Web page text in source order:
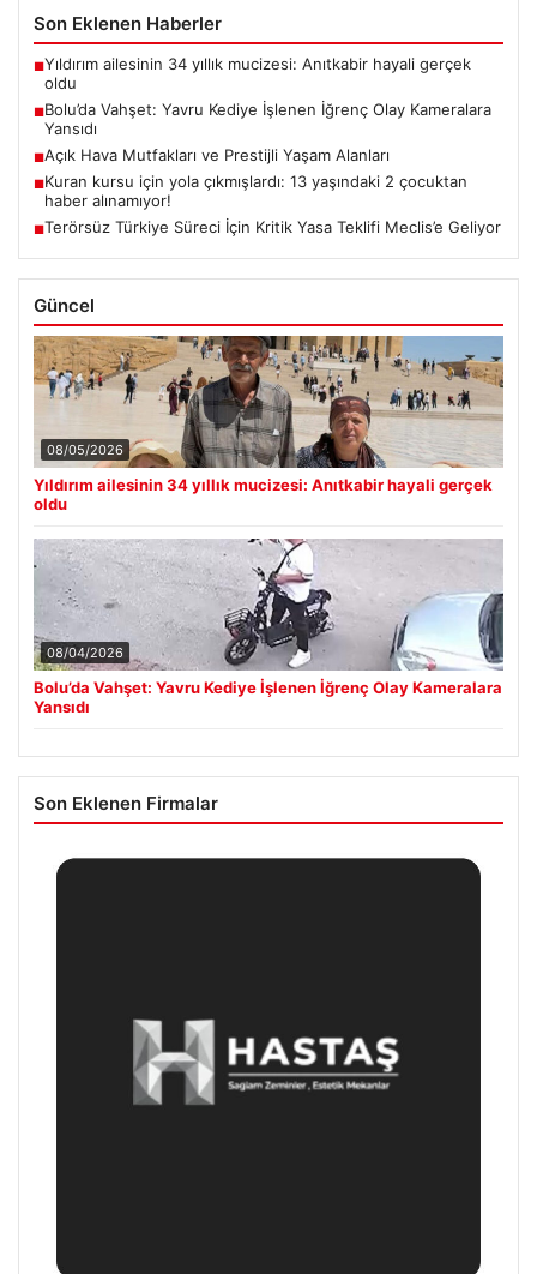
Son Eklenen Haberler
■Yıldırım ailesinin 34 yıllık mucizesi: Anıtkabir hayali gerçek
oldu
■Bolu’da Vahşet: Yavru Kediye İşlenen İğrenç Olay Kameralara
Yansıdı
■Açık Hava Mutfakları ve Prestijli Yaşam Alanları
■Kuran kursu için yola çıkmışlardı: 13 yaşındaki 2 çocuktan
haber alınamıyor!
■Terörsüz Türkiye Süreci İçin Kritik Yasa Teklifi Meclis’e Geliyor
Güncel
08/05/2026
Yıldırım ailesinin 34 yıllık mucizesi: Anıtkabir hayali gerçek
oldu
08/04/2026
Bolu’da Vahşet: Yavru Kediye İşlenen İğrenç Olay Kameralara
Yansıdı
Son Eklenen Firmalar